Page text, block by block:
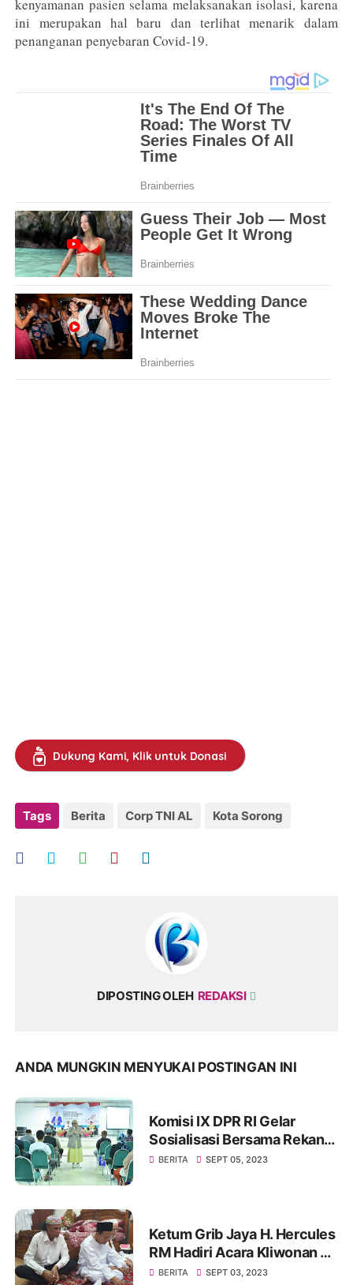
kenyamanan pasien selama melaksanakan isolasi, karena
ini merupakan hal baru dan terlihat menarik dalam
penanganan penyebaran Covid-19.
Dukung Kami, Klik untuk Donasi
Tags Berita Corp TNI AL Kota Sorong
DIPOSTING OLEH REDAKSI
ANDA MUNGKIN MENYUKAI POSTINGAN INI
Komisi IX DPR RI Gelar
Sosialisasi Bersama Rekan
Mitra Kerjanya BKKBN di
BERITA SEPT 05, 2023
Ketum Grib Jaya H. Hercules
RM Hadiri Acara Kliwonan di
Pekalongan dan Milad Ke 11
BERITA SEPT 03, 2023